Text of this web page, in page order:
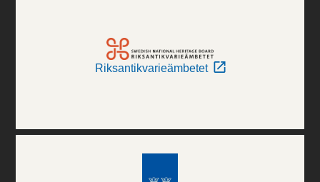
Riksantikvarieämbetet